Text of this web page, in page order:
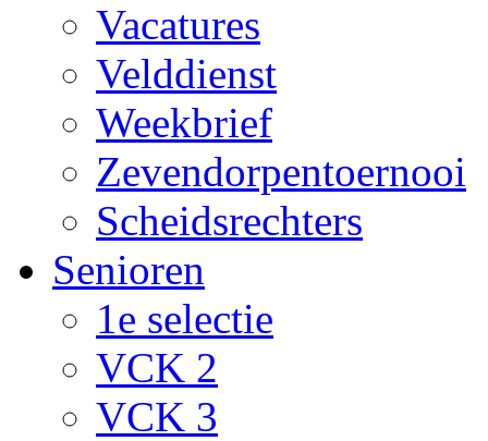
Vacatures
Velddienst
Weekbrief
Zevendorpentoernooi
Scheidsrechters
Senioren
1e selectie
VCK 2
VCK 3